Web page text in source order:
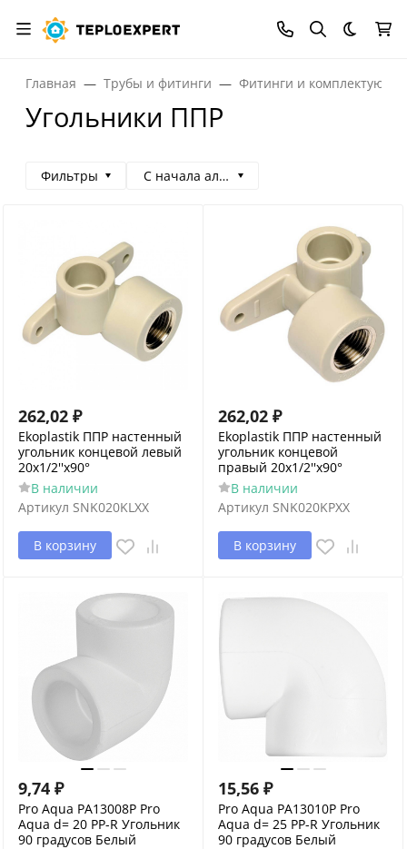
Темная
Главная Трубы и фитинги Фитинги и
Угольники ППР
Фильтры С начала алфавита
262,02 ₽
Ekoplastik ППР настенный
угольник концевой левый
20х1/2''x90°
В наличии
Артикул SNK020KLXX
В корзину
262,02 ₽
Ekoplastik ППР настенный
угольник концевой
правый 20х1/2''x90°
В наличии
Артикул SNK020KPXX
В корзину
9,74 ₽
Pro Aqua PA13008P Pro
Aqua d= 20 PP-R Угольник
90 градусов Белый
15,56 ₽
Pro Aqua PA13010P Pro
Aqua d= 25 PP-R Угольник
90 градусов Белый